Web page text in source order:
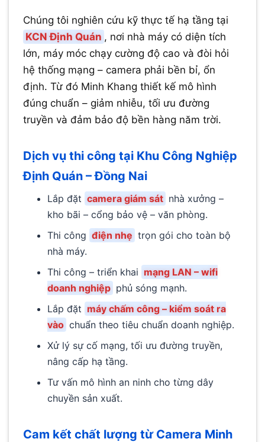
Chúng tôi nghiên cứu kỹ thực tế hạ tầng tại
KCN Định Quán , nơi nhà máy có diện tích
lớn, máy móc chạy cường độ cao và đòi hỏi
hệ thống mạng – camera phải bền bỉ, ổn
định. Từ đó Minh Khang thiết kế mô hình
đúng chuẩn – giảm nhiễu, tối ưu đường
truyền và đảm bảo độ bền hàng năm trời.
Dịch vụ thi công tại Khu Công Nghiệp
Định Quán – Đồng Nai
Lắp đặt camera giám sát nhà xưởng –
kho bãi – cổng bảo vệ – văn phòng.
Thi công điện nhẹ trọn gói cho toàn bộ
nhà máy.
Thi công – triển khai mạng LAN – wifi
doanh nghiệp phủ sóng mạnh.
Lắp đặt máy chấm công – kiểm soát ra
vào chuẩn theo tiêu chuẩn doanh nghiệp.
Xử lý sự cố mạng, tối ưu đường truyền,
nâng cấp hạ tầng.
Tư vấn mô hình an ninh cho từng dây
chuyền sản xuất.
Cam kết chất lượng từ Camera Minh